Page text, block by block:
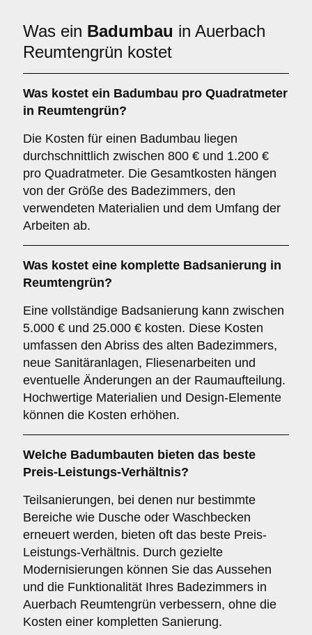
Was ein Badumbau in Auerbach
Reumtengrün kostet
Was kostet ein Badumbau pro Quadratmeter
in Reumtengrün?
Die Kosten für einen Badumbau liegen
durchschnittlich zwischen 800 € und 1.200 €
pro Quadratmeter. Die Gesamtkosten hängen
von der Größe des Badezimmers, den
verwendeten Materialien und dem Umfang der
Arbeiten ab.
Was kostet eine komplette Badsanierung in
Reumtengrün?
Eine vollständige Badsanierung kann zwischen
5.000 € und 25.000 € kosten. Diese Kosten
umfassen den Abriss des alten Badezimmers,
neue Sanitäranlagen, Fliesenarbeiten und
eventuelle Änderungen an der Raumaufteilung.
Hochwertige Materialien und Design-Elemente
können die Kosten erhöhen.
Welche Badumbauten bieten das beste
Preis-Leistungs-Verhältnis?
Teilsanierungen, bei denen nur bestimmte
Bereiche wie Dusche oder Waschbecken
erneuert werden, bieten oft das beste Preis-
Leistungs-Verhältnis. Durch gezielte
Modernisierungen können Sie das Aussehen
und die Funktionalität Ihres Badezimmers in
Auerbach Reumtengrün verbessern, ohne die
Kosten einer kompletten Sanierung.